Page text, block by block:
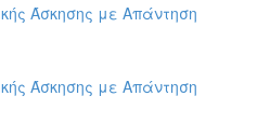
Άσκησης με Απάντηση
Άσκησης με Απάντηση